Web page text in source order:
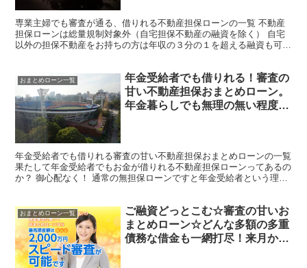
専業主婦でも審査が通る、借りれる不動産担保ローンの一覧 不動産
担保ローンは総量規制対象外（自宅担保不動産の融資を除く） 自宅
以外の担保不動産をお持ちの方は年収の３分の１を超える融資も可能
おまとめローン一覧
年金受給者でも借りれる！審査の
甘い不動産担保おまとめローン。
年金暮らしでも無理の無い程度に
年金受給者でも借りれる審査の甘い不動産担保おまとめローンの一覧
果たして年金受給者でもお金が借りれる不動産担保ローンってあるの
か？ 御心配なく！ 通常の無担保ローンですと年金受給者という理由
おまとめローン一覧
ご融資どっとこむ☆審査の甘いお
まとめローン☆どんな多額の多重
債務な借金も一網打尽！来月から